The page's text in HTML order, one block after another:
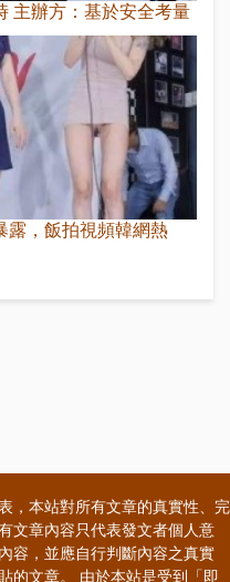
主辦方：基於安全考量
露，飯拍視頻韓網熱
，本站對所有文章的真實性、完
文章內容只代表發文者個人意
容，並應自行判斷內容之真實
的文章。 由於本站是受到「即